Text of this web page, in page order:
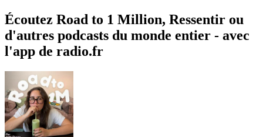
Écoutez Road to 1 Million, Ressentir ou
d'autres podcasts du monde entier - avec
l'app de radio.fr